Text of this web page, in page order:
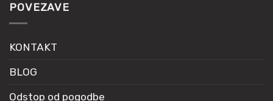
POVEZAVE
KONTAKT
BLOG
Odstop od pogodbe